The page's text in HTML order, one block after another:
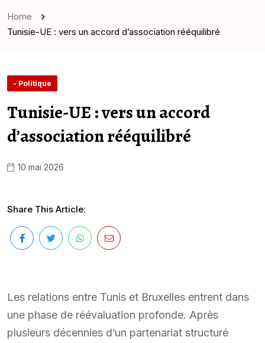
Home
Tunisie-UE : vers un accord d’association rééquilibré
- Politique
Tunisie-UE : vers un accord
d’association rééquilibré
10 mai 2026
Share This Article:
Les relations entre Tunis et Bruxelles entrent dans
une phase de réévaluation profonde. Après
plusieurs décennies d’un partenariat structuré